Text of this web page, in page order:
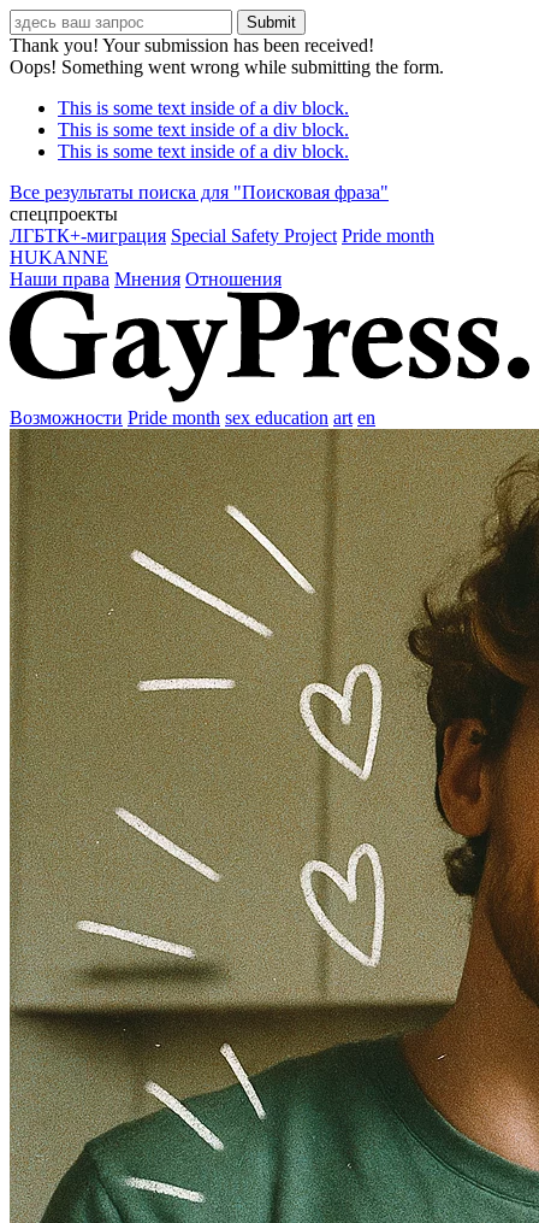
Thank you! Your submission has been received!
Oops! Something went wrong while submitting the form.
This is some text inside of a div block.
This is some text inside of a div block.
This is some text inside of a div block.
Все результаты поиска для "Поисковая фраза"
спецпроекты
ЛГБТК+-миграция Special Safety Project Pride month
HUKANNE
Наши права Мнения Отношения
Возможности Pride month sex education art en